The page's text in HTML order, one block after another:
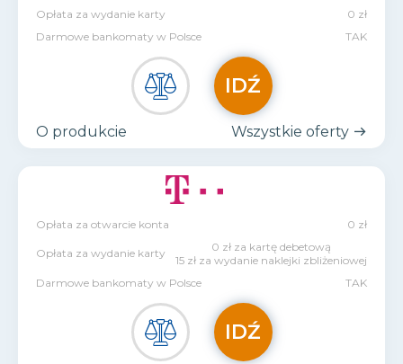
Opłata za wydanie karty
0 zł
Darmowe bankomaty w Polsce
TAK
IDŹ
O produkcie Wszystkie oferty
Opłata za otwarcie konta 0 zł
Opłata za wydanie karty
0 zł za kartę debetową
15 zł za wydanie naklejki zbliżeniowej
Darmowe bankomaty w Polsce
TAK
IDŹ